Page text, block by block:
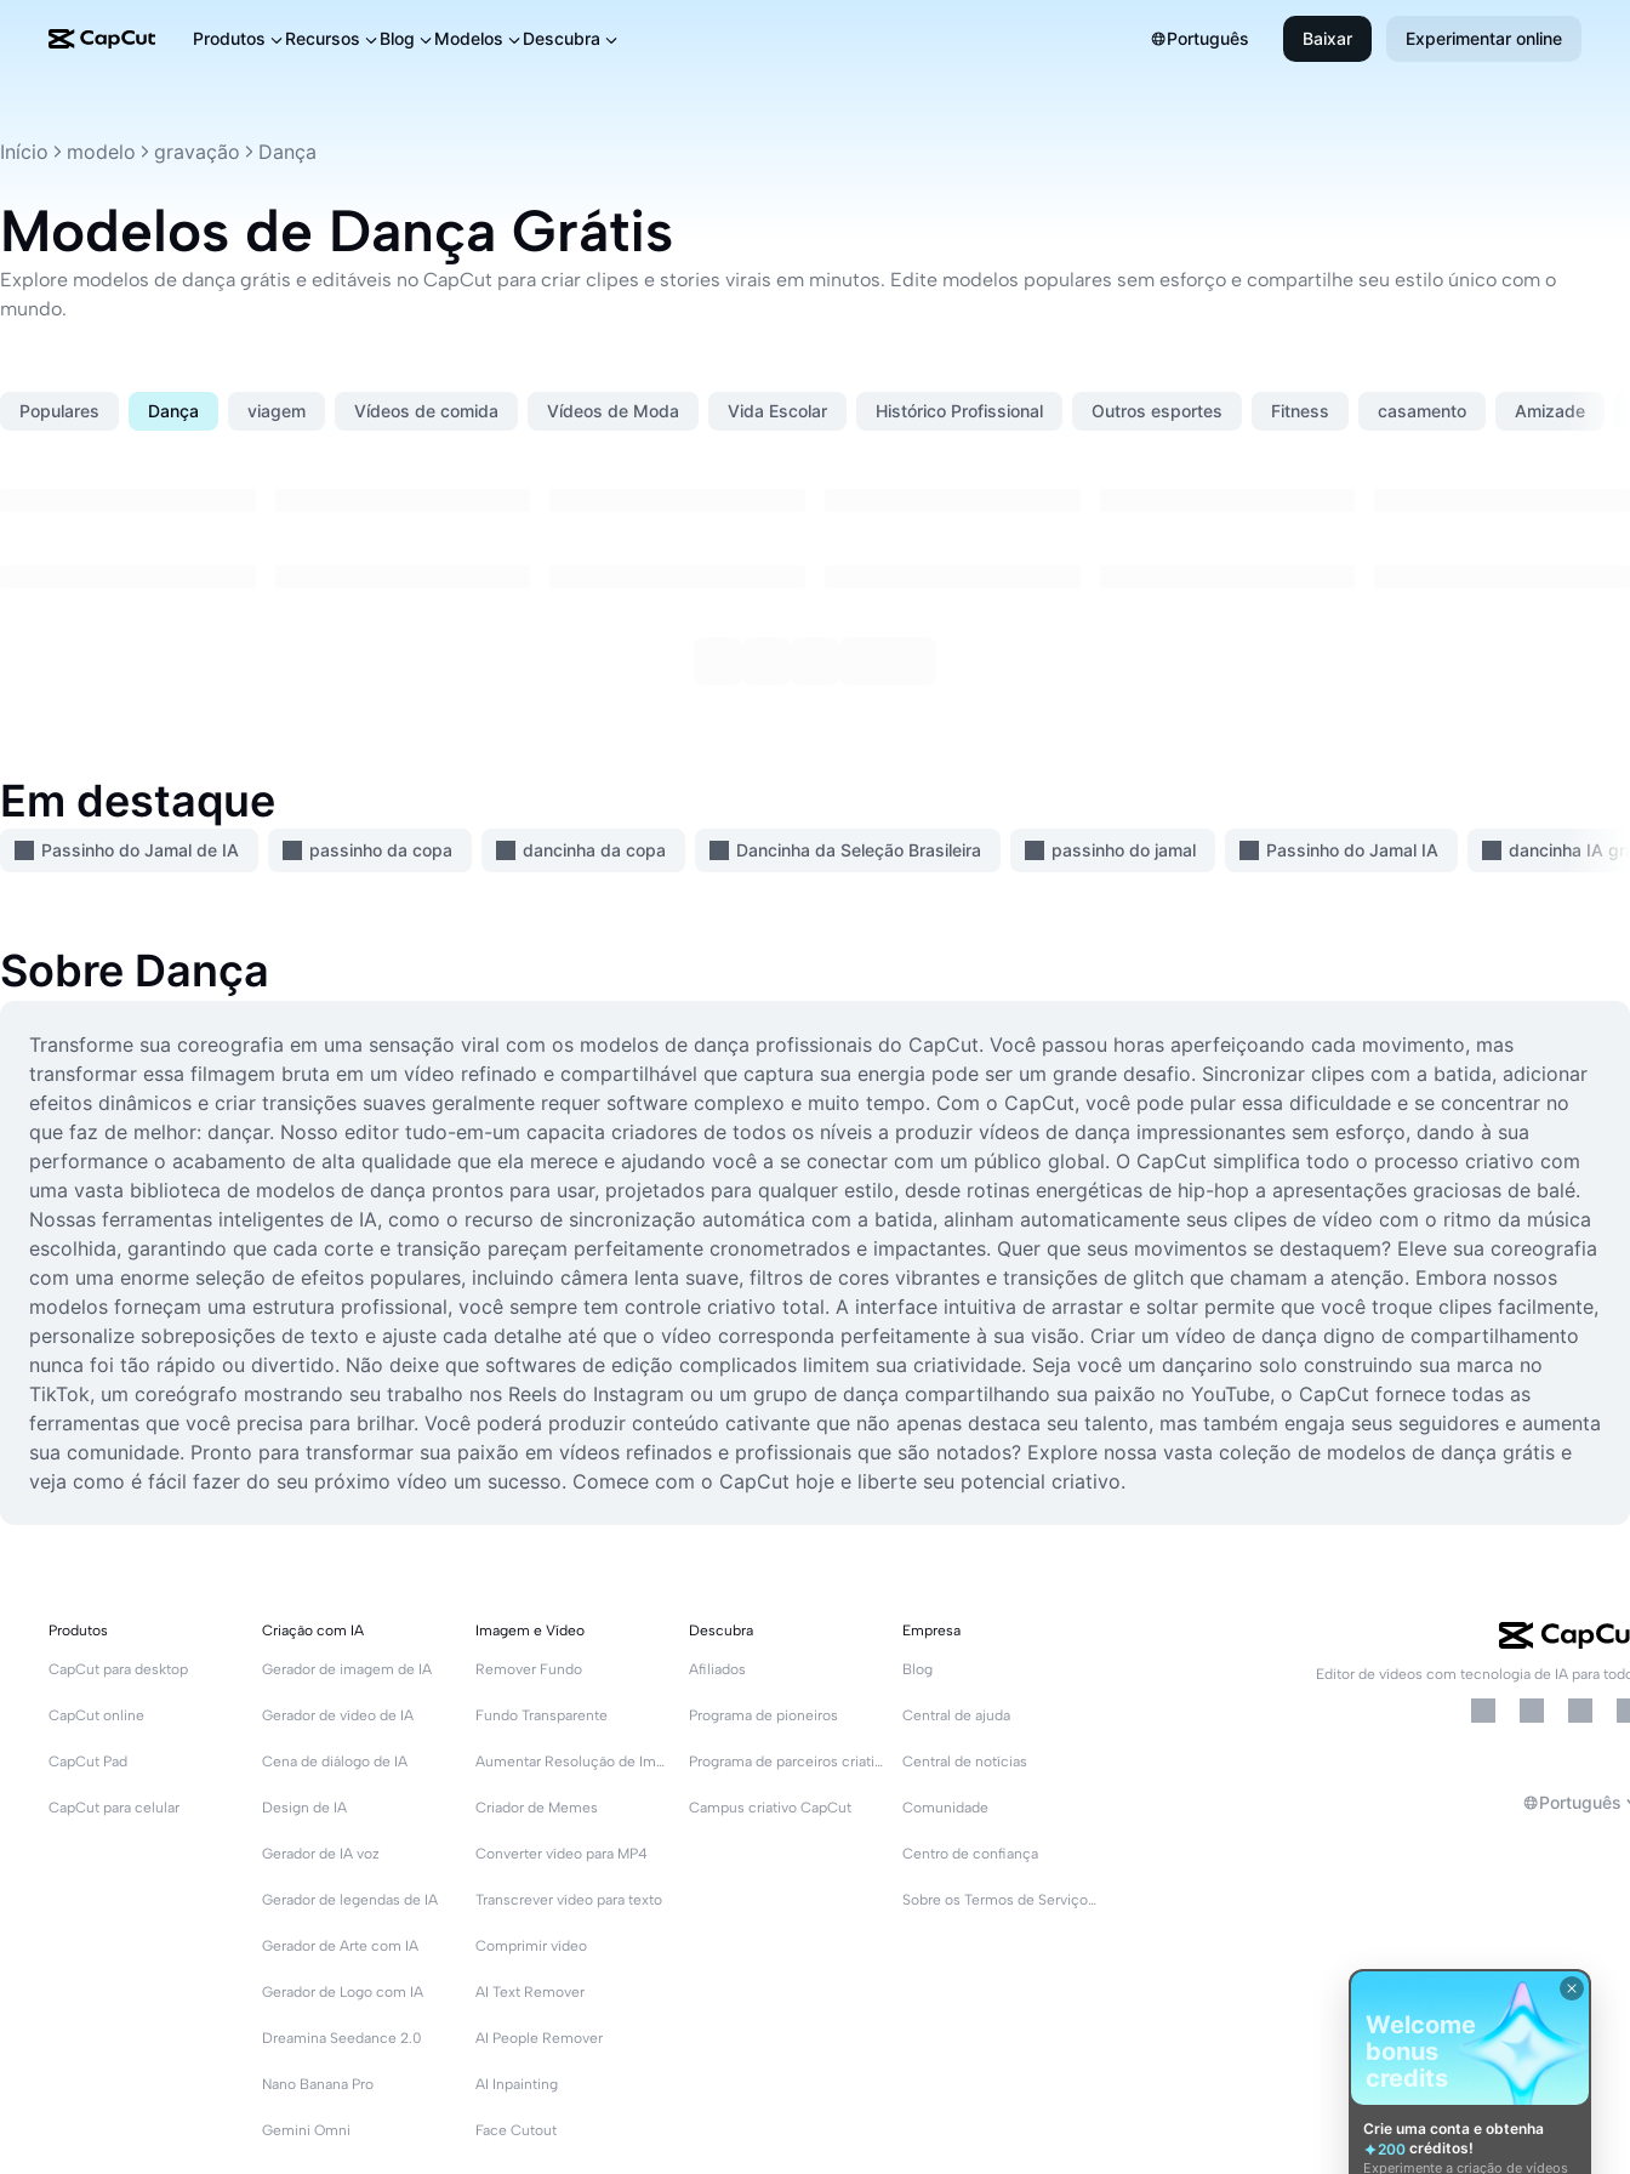
Produtos Recursos Blog Modelos Descubra Português Baixar Experimentar online
Início modelo gravação Dança
Modelos de Dança Grátis
Explore modelos de dança grátis e editáveis no CapCut para criar clipes e stories virais em minutos. Edite modelos populares sem esforço e compartilhe seu estilo único com o
mundo.
Populares Dança viagem Vídeos de comida Vídeos de Moda Vida Escolar Histórico Profissional Outros esportes Fitness casamento Amizade
Em destaque
Passinho do Jamal de IA passinho da copa dancinha da copa Dancinha da Seleção Brasileira passinho do jamal Passinho do Jamal IA dancinha IA
Sobre Dança
Transforme sua coreografia em uma sensação viral com os modelos de dança profissionais do CapCut. Você passou horas aperfeiçoando cada movimento, mas
transformar essa filmagem bruta em um vídeo refinado e compartilhável que captura sua energia pode ser um grande desafio. Sincronizar clipes com a batida, adicionar
efeitos dinâmicos e criar transições suaves geralmente requer software complexo e muito tempo. Com o CapCut, você pode pular essa dificuldade e se concentrar no
que faz de melhor: dançar. Nosso editor tudo-em-um capacita criadores de todos os níveis a produzir vídeos de dança impressionantes sem esforço, dando à sua
performance o acabamento de alta qualidade que ela merece e ajudando você a se conectar com um público global. O CapCut simplifica todo o processo criativo com
uma vasta biblioteca de modelos de dança prontos para usar, projetados para qualquer estilo, desde rotinas energéticas de hip-hop a apresentações graciosas de balé.
Nossas ferramentas inteligentes de IA, como o recurso de sincronização automática com a batida, alinham automaticamente seus clipes de vídeo com o ritmo da música
escolhida, garantindo que cada corte e transição pareçam perfeitamente cronometrados e impactantes. Quer que seus movimentos se destaquem? Eleve sua coreografia
com uma enorme seleção de efeitos populares, incluindo câmera lenta suave, filtros de cores vibrantes e transições de glitch que chamam a atenção. Embora nossos
modelos forneçam uma estrutura profissional, você sempre tem controle criativo total. A interface intuitiva de arrastar e soltar permite que você troque clipes facilmente,
personalize sobreposições de texto e ajuste cada detalhe até que o vídeo corresponda perfeitamente à sua visão. Criar um vídeo de dança digno de compartilhamento
nunca foi tão rápido ou divertido. Não deixe que softwares de edição complicados limitem sua criatividade. Seja você um dançarino solo construindo sua marca no
TikTok, um coreógrafo mostrando seu trabalho nos Reels do Instagram ou um grupo de dança compartilhando sua paixão no YouTube, o CapCut fornece todas as
ferramentas que você precisa para brilhar. Você poderá produzir conteúdo cativante que não apenas destaca seu talento, mas também engaja seus seguidores e aumenta
sua comunidade. Pronto para transformar sua paixão em vídeos refinados e profissionais que são notados? Explore nossa vasta coleção de modelos de dança grátis e
veja como é fácil fazer do seu próximo vídeo um sucesso. Comece com o CapCut hoje e liberte seu potencial criativo.
Welcome
bonus
credits
Crie uma conta e obtenha
200 créditos!
Experimente a criação de vídeos
Produtos
CapCut para desktop
CapCut online
CapCut Pad
CapCut para celular
Criação com IA
Gerador de imagem de IA
Gerador de vídeo de IA
Cena de diálogo de IA
Design de IA
Gerador de IA voz
Gerador de legendas de IA
Gerador de Arte com IA
Gerador de Logo com IA
Dreamina Seedance 2.0
Nano Banana Pro
Gemini Omni
Imagem e Vídeo
Remover Fundo
Fundo Transparente
Aumentar Resolução de Imagem
Criador de Memes
Converter vídeo para MP4
Transcrever vídeo para texto
Comprimir vídeo
AI Text Remover
AI People Remover
AI Inpainting
Face Cutout
Descubra
Afiliados
Programa de pioneiros
Programa de parceiros criativos
Campus criativo CapCut
Empresa
Blog
Central de ajuda
Central de notícias
Comunidade
Centro de confiança
Sobre os Termos de Serviço do CapCut
Editor de vídeos com tecnologia de IA para
Português